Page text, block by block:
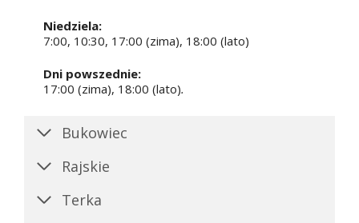
Niedziela:
7:00, 10:30, 17:00 (zima), 18:00 (lato)
Dni powszednie:
17:00 (zima), 18:00 (lato).
Bukowiec
Rajskie
Terka